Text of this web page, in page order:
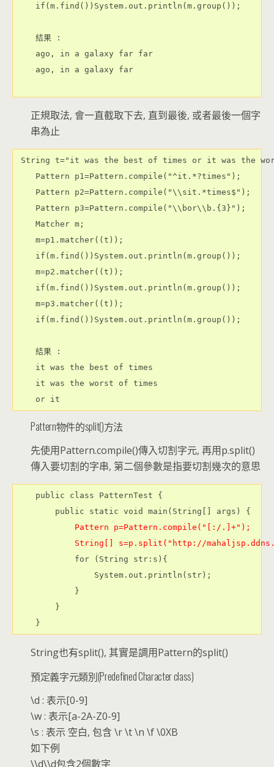
    if(m.find())System.out.println(m.group());
    結果 :
    ago, in a galaxy far far
    ago, in a galaxy far
正規取法, 會一直截取下去, 直到最後, 或者最後一個字
串為止
String t="it was the best of times or it was the
    Pattern p1=Pattern.compile("^it.*?times");
    Pattern p2=Pattern.compile("\\sit.*times$");
    Pattern p3=Pattern.compile("\\bor\\b.{3}");
    Matcher m;
    m=p1.matcher((t));
    if(m.find())System.out.println(m.group());
    m=p2.matcher((t));
    if(m.find())System.out.println(m.group());
    m=p3.matcher((t));
    if(m.find())System.out.println(m.group());
    結果 :
    it was the best of times
    it was the worst of times
    or it
Pattern物件的split()方法
先使用Pattern.compile()傳入切割字元, 再用p.split()
傳入要切割的字串, 第二個參數是指要切割幾次的意思
    public class PatternTest {
        public static void main(String[] args) {
Pattern p=Pattern.compile("[:/.]+");
String[] s=p.split("http://
            for (String str:s){
                System.out.println(str);
            }
        }
String也有split(), 其實是調用Pattern的split()
預定義字元類別(Predefined Character class)
\d : 表示[0-9]
\w : 表示[a-2A-Z0-9]
\s : 表示 空白, 包含 \r \t \n \f \0XB
如下例
\\d\\d包含2個數字